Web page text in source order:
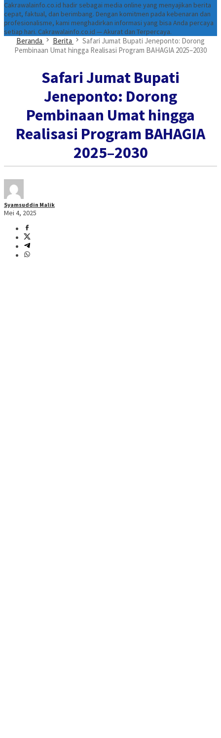
Cakrawalainfo.co.id hadir sebagai media online yang menyajikan berita
cepat, faktual, dan berimbang. Dengan komitmen pada kebenaran dan
profesionalisme, kami menghadirkan informasi yang bisa Anda percaya
setiap hari. Cakrawalainfo.co.id — Akurat dan Terpercaya.
Beranda Berita
Safari Jumat Bupati Jeneponto: Dorong
Pembinaan Umat hingga Realisasi Program BAHAGIA 2025–2030
Safari Jumat Bupati
Jeneponto: Dorong
Pembinaan Umat hingga
Realisasi Program BAHAGIA
2025–2030
Syamsuddin Malik
Mei 4, 2025